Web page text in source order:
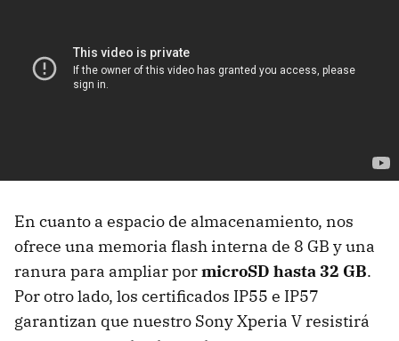
En cuanto a espacio de almacenamiento, nos
ofrece una memoria flash interna de 8 GB y una
ranura para ampliar pormicroSD hasta 32 GB.
Por otro lado, los certificados IP55 e IP57
garantizan que nuestro Sony Xperia V resistirá